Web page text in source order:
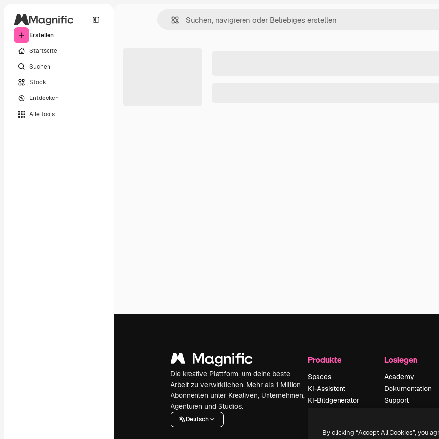
Erstellen
Startseite
Suchen
Stock
Entdecken
Alle tools
Die kreative Plattform, um deine beste
Arbeit zu verwirklichen. Mehr als 1 Million
Abonnenten unter Kreativen, Unternehmen,
Agenturen und Studios.
Deutsch
Produkte
Spaces
KI-Assistent
KI-Bildgenerator
Stimmengenerator
Loslegen
Academy
Dokumentation
Support
Originale Neu
By clicking “Accept All Cookies”, you